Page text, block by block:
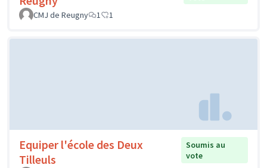
CMJ de Reugny
1 1
Equiper l'école des Deux
Tilleuls
Soumis au
vote